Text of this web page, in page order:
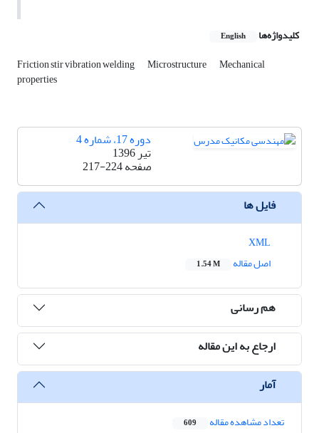
کلیدواژه‌ها English
Friction stir vibration welding Microstructure Mechanical
properties
دوره 17، شماره 4
تیر 1396
صفحه217-224
فایل ها
اصل مقاله
1.54 M
هم رسانی
ارجاع به این مقاله
آمار
تعداد مشاهده مقاله 609